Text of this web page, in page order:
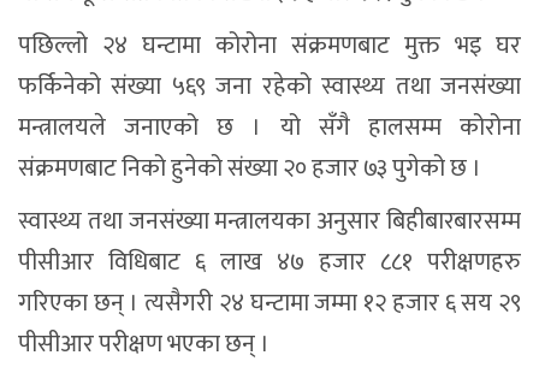
पछिल्लो २४ घन्टामा कोरोना संक्रमणबाट मुक्त भइ घर
फर्किनेको संख्या ५६९ जना रहेको स्वास्थ्य तथा जनसंख्या
मन्त्रालयले जनाएको छ । यो सँगै हालसम्म कोरोना
संक्रमणबाट निको हुनेको संख्या २० हजार ७३ पुगेको छ ।
स्वास्थ्य तथा जनसंख्या मन्त्रालयका अनुसार बिहीबारबारसम्म
पीसीआर विधिबाट ६ लाख ४७ हजार ८८१ परीक्षणहरु
गरिएका छन् । त्यसैगरी २४ घन्टामा जम्मा १२ हजार ६ सय २९
पीसीआर परीक्षण भएका छन् ।